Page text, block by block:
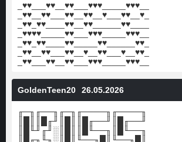
_♥♥___♥♥__♥♥___♥♥♥_____♥♥♥__
_♥♥__♥♥___♥♥__♥♥__♥___♥♥__♥_
_♥♥_♥♥____♥♥__♥♥______♥♥____
_♥♥♥♥_____♥♥___♥♥♥_____♥♥♥__
_♥♥_♥♥____♥♥_____♥♥______♥♥_
_♥♥__♥♥___♥♥__♥__♥♥___♥__♥♥_
_♥♥___♥♥__♥♥___♥♥♥_____♥♥♥__
GoldenTeen20 26.05.2026
╓─╖╓──╖╓─╖╓────╖╓────╖
║█║║█╓╜║█║║█╓──╜║█╓──╜
║█╙╜╓╜░║█║║█╙──╖║█╙──╖
║█╓╖╙╖░║█║╙──╖█║╙──╖█║